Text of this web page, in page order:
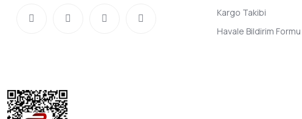
Kargo Takibi
Havale Bildirim Formu